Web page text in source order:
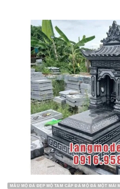
MẪU MỘ ĐÁ ĐẸP MỘ TAM CẤP ĐÁ MỘ ĐÁ MỘT MÁI